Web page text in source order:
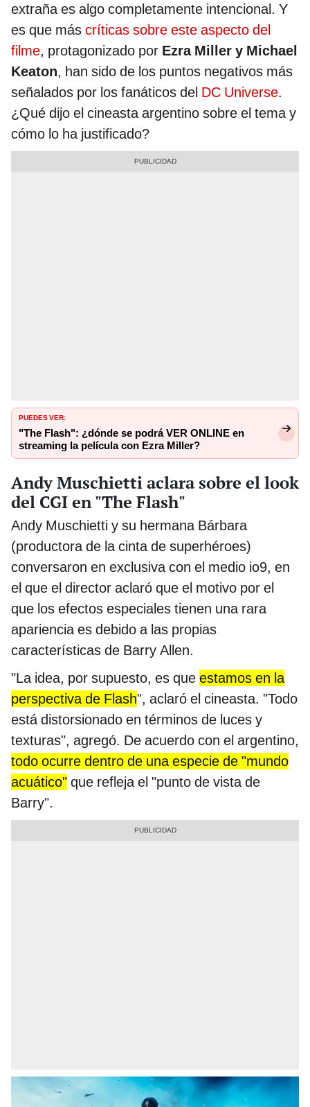
extraña es algo completamente intencional. Y
es que más críticas sobre este aspecto del
filme, protagonizado por Ezra Miller y Michael
Keaton, han sido de los puntos negativos más
señalados por los fanáticos del DC Universe.
¿Qué dijo el cineasta argentino sobre el tema y
cómo lo ha justificado?
PUEDES VER:
"The Flash": ¿dónde se podrá VER ONLINE en
streaming la película con Ezra Miller?
Andy Muschietti aclara sobre el look
del CGI en "The Flash"
Andy Muschietti y su hermana Bárbara
(productora de la cinta de superhéroes)
conversaron en exclusiva con el medio io9, en
el que el director aclaró que el motivo por el
que los efectos especiales tienen una rara
apariencia es debido a las propias
características de Barry Allen.
"La idea, por supuesto, es que estamos en la
perspectiva de Flash", aclaró el cineasta. "Todo
está distorsionado en términos de luces y
texturas", agregó. De acuerdo con el argentino,
todo ocurre dentro de una especie de "mundo
acuático" que refleja el "punto de vista de
Barry".